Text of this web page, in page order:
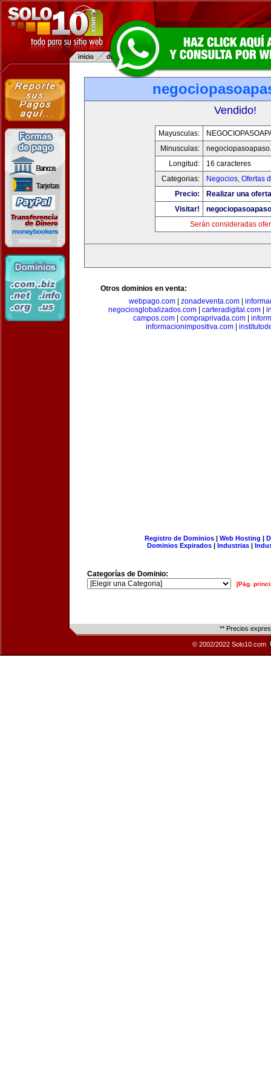
Vendido!
Mayusculas:
Minusculas:
Longitud:
16 caracteres
Categorias:
Negocios, Ofertas
Precio:
Realizar una
Visitar!
Serán consideradas
Otros dominios en venta:
webpago.com
zonadeventa.com
negociosglobalizados.com
carteradigital.com
campos.com
compraprivada.com
informacionimpositiva.com
Registro de Dominios| Web Hosting |
Dominios Expirados | Industrias |
Categorías de Dominio:
[Pág.
** Precios
© 2002/2022 Solo10.com